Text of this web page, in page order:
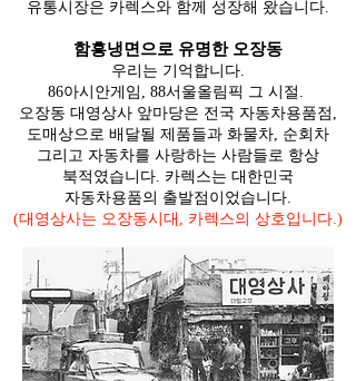
유통시장은 카렉스와 함께 성장해 왔습니다.
함흥냉면으로 유명한 오장동
우리는 기억합니다.
86아시안게임, 88서울올림픽 그 시절.
오장동 대영상사 앞마당은 전국 자동차용품점,
도매상으로 배달될 제품들과 화물차, 순회차
그리고 자동차를 사랑하는 사람들로 항상
북적 였습니다. 카렉스는 대한민국
자동차용품의 출발점이었습니다.
(대영상사는 오장동시대, 카렉스의 상호입니다.)